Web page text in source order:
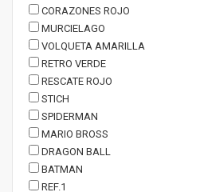
CORAZONES ROJO
MURCIELAGO
VOLQUETA AMARILLA
RETRO VERDE
RESCATE ROJO
STICH
SPIDERMAN
MARIO BROSS
DRAGON BALL
BATMAN
REF.1